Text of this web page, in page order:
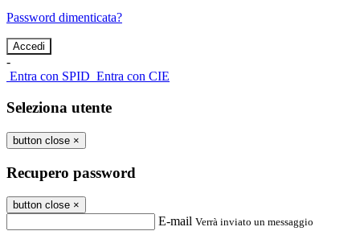
Password dimenticata?
-
Entra con SPID Entra con CIE
Seleziona utente
button close ×
Recupero password
button close ×
E-mail Verrà inviato un messaggio